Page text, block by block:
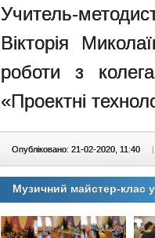
Учитель-
Вікторія
роботи з
«Проектні
Опубліковано: 21-02-2020, 11:40 |
Музичний майстер-